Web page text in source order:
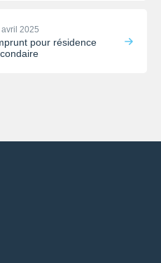
avril 2025
pour résidence